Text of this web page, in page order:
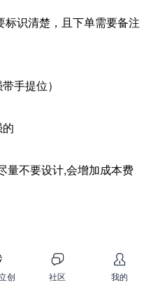
识清楚，且下单需要备注
手提位）
量不要设计,会增加成本费
员工撕离型纸，需要做撕
创 社区 我的